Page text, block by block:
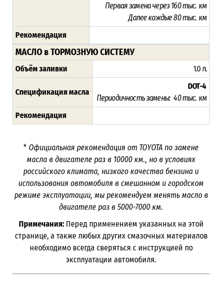
Первая замена через 160 тыс. км
Далее каждые 80 тыс. км
Рекомендация
МАСЛО в ТОРМОЗНУЮ СИСТЕМУ
Объём заливки 1.0 л.
Спецификация масла
DOT-4
Периодичность замены: 40 тыс. км
Рекомендация
* Официальная рекомендация от TOYOTA по замене
масла в двигателе раз в 10000 км., но в условиях
российского климата, низкого качества бензина и
использования автомобиля в смешанном и городском
режиме эксплуатации, мы рекомендуем менять масло в
двигателе раз в 5000-7000 км.
Примечания: Перед применением указанных на этой
странице, а также любых других смазочных материалов
необходимо всегда сверяться с инструкцией по
эксплуатации автомобиля.